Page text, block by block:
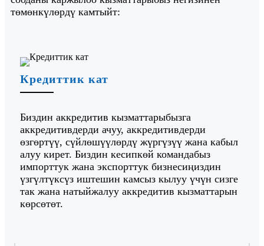
төмөнкүлөрдү камтыйт:
Кредиттик кат
Биздин аккредитив кызматтарыбызга
аккредитивдерди ачуу, аккредитивдерди
өзгөртүү, сүйлөшүүлөрдү жүргүзүү жана кабыл
алуу кирет. Биздин кесипкөй командабыз
импорттук жана экспорттук бизнесиңиздин
үзгүлтүксүз иштешин камсыз кылуу үчүн сизге
так жана натыйжалуу аккредитив кызматтарын
көрсөтөт.